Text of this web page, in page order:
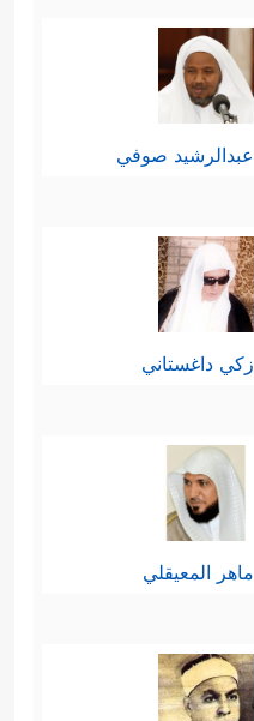
عبدالرشيد صوفي
زكي داغستاني
ماهر المعيقلي